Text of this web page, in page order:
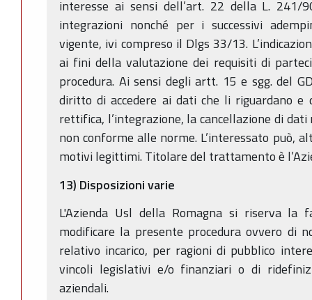
interesse ai sensi dell’art. 22 della L. 241/
integrazioni nonché per i successivi
vigente, ivi compreso il Dlgs 33/13.
ai fini della valutazione dei requisiti di
procedura. Ai sensi degli artt. 15 e sgg. del
diritto di accedere ai dati che li riguardano e
rettifica, l’integrazione, la cancellazione di
non conforme alle norme. L’interessato può,
motivi legittimi. Titolare del trattamento è
13) Disposizioni varie
L'Azienda Usl della Romagna si riserva la
modificare la presente procedura ovvero di
relativo incarico, per ragioni di pubblico
vincoli legislativi e/o finanziari o di
aziendali.